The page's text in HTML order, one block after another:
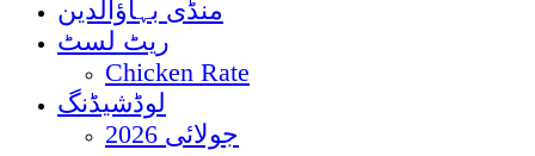
منڈی بہاؤالدین
ریٹ لسٹ
Chicken Rate
لوڈشیڈنگ
جولائی 2026